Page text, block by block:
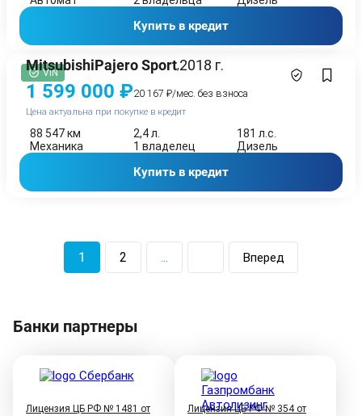
Купить в кредит
VIN
MitsubishiPajero Sport,2018 г.
1 599 000 ₽20 167 ₽/мес. без взноса
Цена актуальна при покупке в кредит
88 547 км 2,4 л.
181 л.с.
Механика
1 владелец Дизель
Купить в кредит
1 2 ... Вперед
Банки партнеры
Лицензия ЦБ РФ № 1481 от
Лицензия ЦБ РФ № 354 от